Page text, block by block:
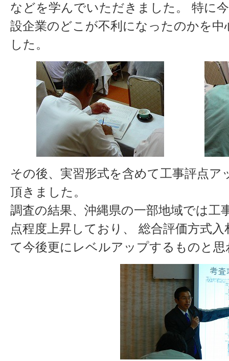
などを学んでいただきました。 特に
設企業のどこが不利になったのかを
した。
その後、実習形式を含めて工事評点ア
頂きました。
調査の結果、沖縄県の一部地域では工
点程度上昇しており、 総合評価方式
て今後更にレベルアップするものと